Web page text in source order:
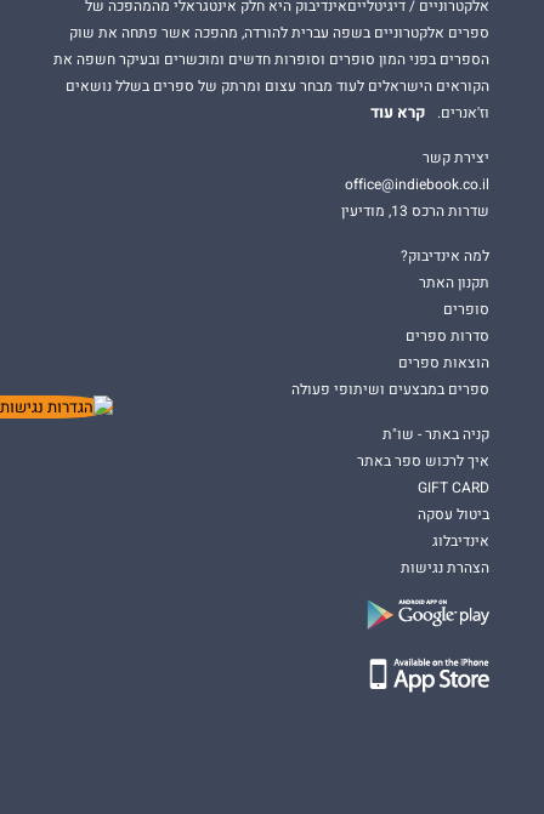
אלקטרוניים / דיגיטלייםאינדיבוק היא חלק אינטגראלי מהמהפכה של
ספרים אלקטרוניים בשפה עברית להורדה, מהפכה אשר פתחה את שוק
הספרים בפני המון סופרים וסופרות חדשים ומוכשרים ובעיקר חשפה את
הקוראים הישראלים לעוד מבחר עצום ומרתק של ספרים בשלל נושאים
וז'אנרים.
קרא עוד
יצירת קשר
office@indiebook.co.il
שדרות הרכס 13, מודיעין
למה אינדיבוק?
תקנון האתר
סופרים
סדרות ספרים
הוצאות ספרים
ספרים במבצעים ושיתופי פעולה
קניה באתר - שו"ת
איך לרכוש ספר באתר
GIFT CARD
ביטול עסקה
אינדיבלוג
הצהרת נגישות